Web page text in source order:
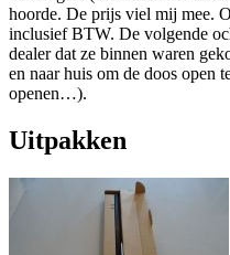
hoorde. De prijs viel mij mee.
inclusief BTW. De volgende
dealer dat ze binnen waren
en naar huis om de doos open
openen…).
Uitpakken